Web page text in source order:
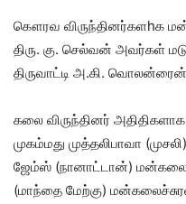
கௌரவ விருந்தினர்களhக
திரு. கு. செல்வன் அவர்கள்
திருவாட்டி அ.கி.
கலை விருந்தினர்
முகம்மது முத்தலிபாவா
ஜேம்ஸ் (நானாட்டான்)
(மாந்தை மேற்கு)